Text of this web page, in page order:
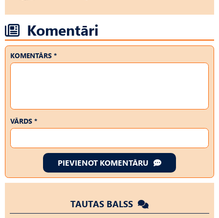
Komentāri
KOMENTĀRS *
VĀRDS *
PIEVIENOT KOMENTĀRU
TAUTAS BALSS